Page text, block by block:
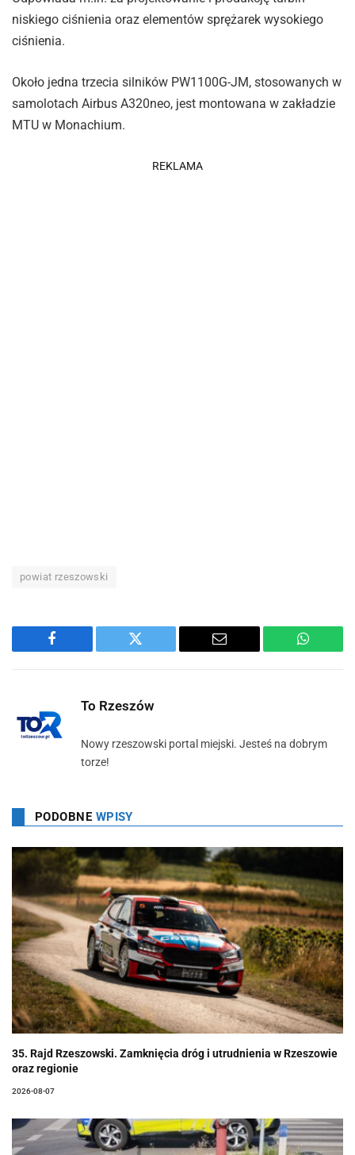
niskiego ciśnienia oraz elementów sprężarek wysokiego
ciśnienia.
Około jedna trzecia silników PW1100G-JM, stosowanych w
samolotach Airbus A320neo, jest montowana w zakładzie
MTU w Monachium.
REKLAMA
powiat rzeszowski
Facebook Twitter Email
To Rzeszów
Nowy rzeszowski portal miejski. Jesteś na dobrym
torze!
PODOBNE WPISY
35. Rajd Rzeszowski. Zamknięcia dróg i utrudnienia w Rzeszowie
oraz regionie
2026-08-07